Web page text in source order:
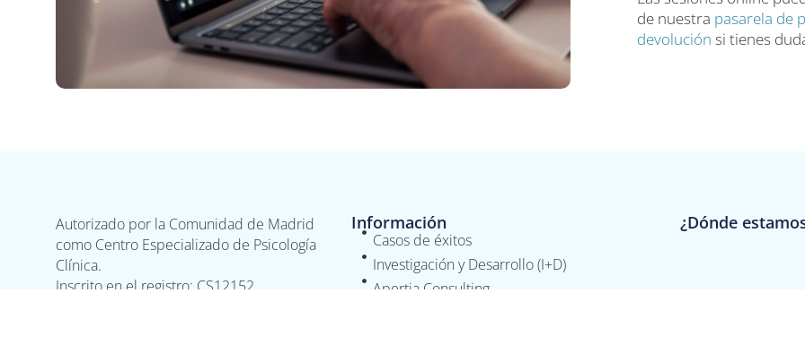
de nuestra pasarela de
devolución si tienes
Autorizado por la Comunidad de Madrid
como Centro Especializado de Psicología
Clínica.
Inscrito en el registro: CS12152
Información
Casos de éxitos
Investigación y Desarrollo (I+D)
Apertia Consulting
¿Dónde